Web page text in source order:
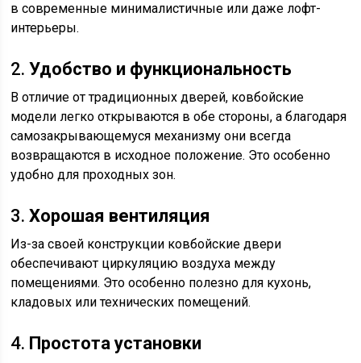
в современные минималистичные или даже лофт-
интерьеры.
2.Удобство и функциональность
В отличие от традиционных дверей, ковбойские
модели легко открываются в обе стороны, а благодаря
самозакрывающемуся механизму они всегда
возвращаются в исходное положение. Это особенно
удобно для проходных зон.
3.Хорошая вентиляция
Из-за своей конструкции ковбойские двери
обеспечивают циркуляцию воздуха между
помещениями. Это особенно полезно для кухонь,
кладовых или технических помещений.
4. Простота установки